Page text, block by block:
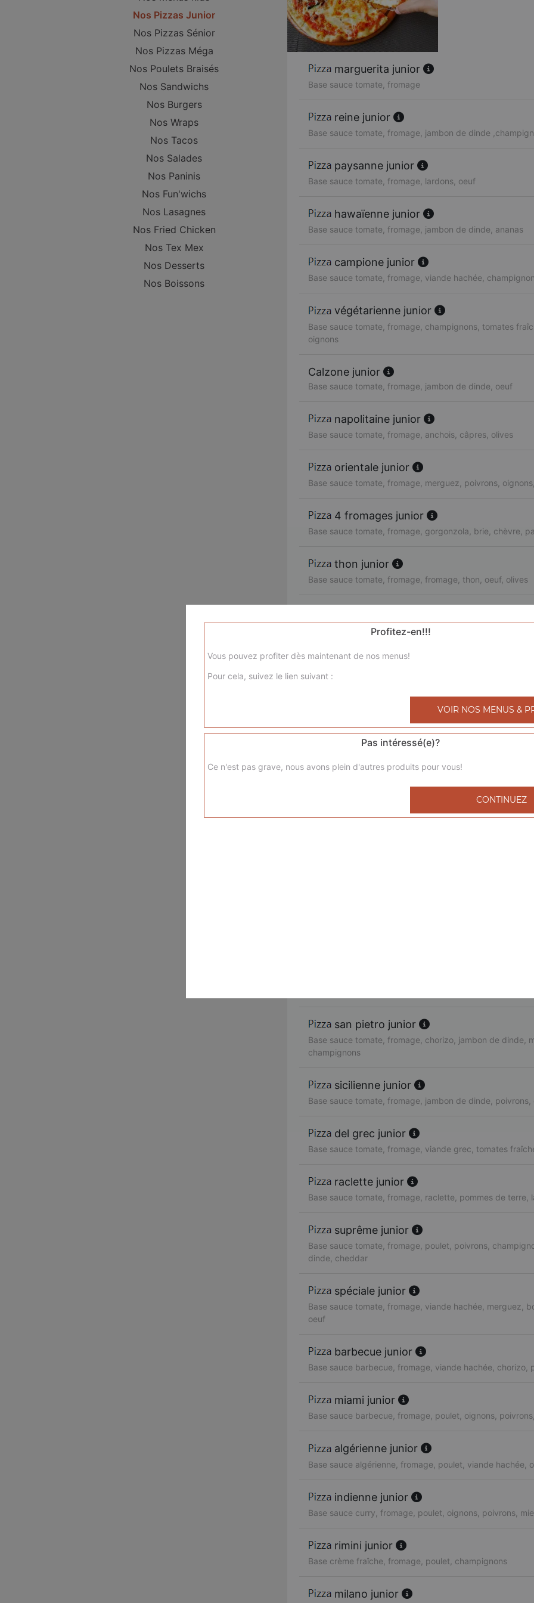
Nos Pizzas Junior
Nos Pizzas Sénior
Nos Pizzas Méga
Nos Poulets Braisés
Nos Sandwichs
Nos Burgers
Nos Wraps
Nos Tacos
Nos Salades
Nos Paninis
Nos Fun'wichs
Nos Lasagnes
Nos Fried Chicken
Nos Tex Mex
Nos Desserts
Nos Boissons
marguerita junior
Base sauce tomate, fromage
reine junior
Base sauce tomate, fromage, jambon de dinde
paysanne junior
Base sauce tomate, fromage, lardons, oeuf
hawaïenne junior
Base sauce tomate, fromage, jambon de dinde, ananas
campione junior
Base sauce tomate, fromage, viande hachée,
végétarienne junior
Base sauce tomate, fromage, champignons, tomates
oignons
Calzone junior
Base sauce tomate, fromage, jambon de dinde, oeuf
napolitaine junior
Base sauce tomate, fromage, anchois, câpres, olives
orientale junior
Base sauce tomate, fromage, merguez, poivrons,
4 fromages junior
Base sauce tomate, fromage, gorgonzola, brie, chèvre,
thon junior
Base sauce tomate, fromage, fromage, thon, oeuf, olives
Base sauce tomate, fromage, chorizo, jambon de dinde,
royale junior
Base sauce tomate, fromage, poulet, viande hachée,
Base sauce tomate, fromage, viande hachée, pommes
Base sauce tomate, fromage, jambon de dinde,
fruits de mer junior
san pietro junior
Base sauce tomate, fromage, chorizo, jambon de dinde,
champignons
sicilienne junior
Base sauce tomate, fromage, jambon de dinde, poivrons,
del grec junior
Base sauce tomate, fromage, viande grec, tomates
raclette junior
Base sauce tomate, fromage, raclette, pommes de terre,
suprême junior
Base sauce tomate, fromage, poulet, poivrons,
dinde, cheddar
spéciale junior
Base sauce tomate, fromage, viande hachée, merguez,
oeuf
barbecue junior
Base sauce barbecue, fromage, viande hachée, chorizo,
miami junior
Base sauce barbecue, fromage, poulet, oignons,
algérienne junior
Base sauce algérienne, fromage, poulet, viande hachée,
indienne junior
Base sauce curry, fromage, poulet, oignons, poivrons,
rimini junior
Base crème fraîche, fromage, poulet, champignons
milano junior
Profitez-en!!!
Vous pouvez profiter dès maintenant de nos menus!
Pour cela, suivez le lien suivant :
VOIR NOS MENUS &
Pas intéressé(e)?
Ce n'est pas grave, nous avons plein d'autres produits pour vous!
CONTINUEZ